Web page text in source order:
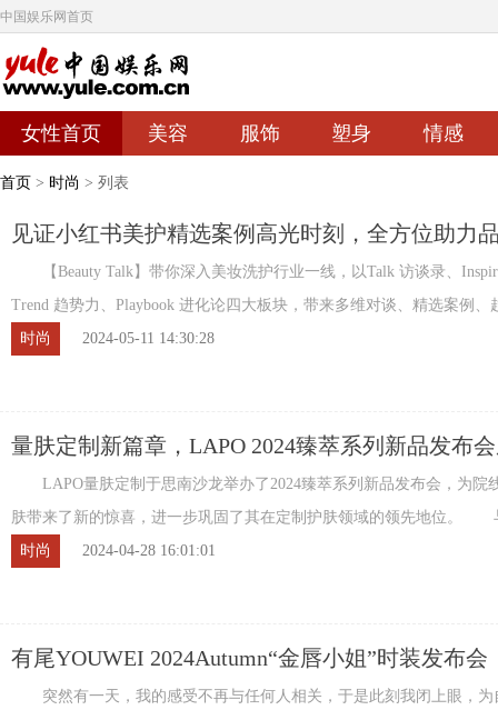
中国娱乐网首页
女性首页 美容 服饰 塑身 情感
首页 > 时尚 > 列表
见证小红书美护精选案例高光时刻，全方位助力
【Beauty Talk】带你深入美妆洗护行业一线，以Talk 访谈录、
Trend 趋势力、Playbook 进化论四大板块，带来多维对谈、精选案例、
策略玩法等精彩内容。捕捉前沿 ...
时尚 2024-05-11 14:30:28
量肤定制新篇章，LAPO 2024臻萃系列新品发布
LAPO量肤定制于思南沙龙举办了2024臻萃系列新品发布会，为院
肤带来了新的惊喜，进一步巩固了其在定制护肤领域的领先地位。
品牌不同，LAPO以其高度定制化的护肤解决方 ...
时尚 2024-04-28 16:01:01
有尾YOUWEI 2024Autumn“金唇小姐”时装发布会
突然有一天，我的感受不再与任何人相关，于是此刻我闭上眼，为